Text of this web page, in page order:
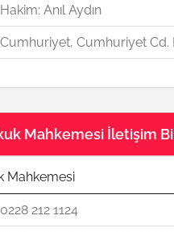
Hakim: Anıl Aydın
Cumhuriyet, Cumhuriyet Cd.
Mahkemesi İletişim
Mahkemesi
0228 212 1124